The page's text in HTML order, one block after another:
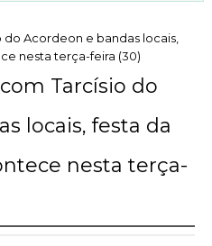
do Acordeon e bandas locais,
nesta terça-feira (30)
Tarcísio do
locais, festa da
nesta terça-